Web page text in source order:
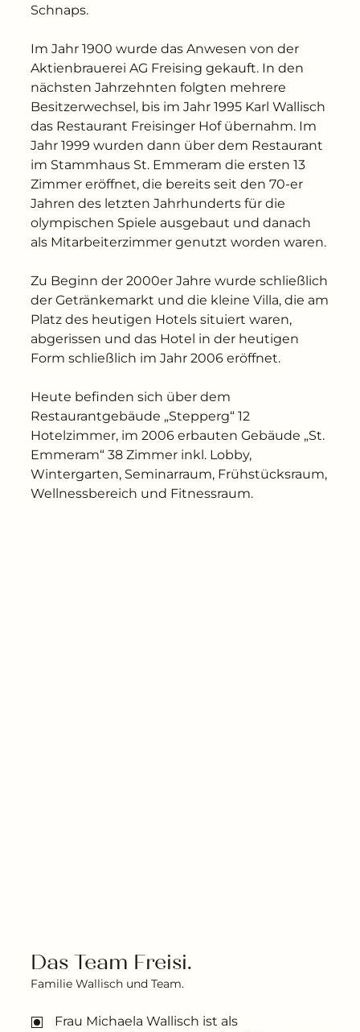
Schnaps.
Im Jahr 1900 wurde das Anwesen von der
Aktienbrauerei AG Freising gekauft. In den
nächsten Jahrzehnten folgten mehrere
Besitzerwechsel, bis im Jahr 1995 Karl Wallisch
das Restaurant Freisinger Hof übernahm. Im
Jahr 1999 wurden dann über dem Restaurant
im Stammhaus St. Emmeram die ersten 13
Zimmer eröffnet, die bereits seit den 70-er
Jahren des letzten Jahrhunderts für die
olympischen Spiele ausgebaut und danach
als Mitarbeiterzimmer genutzt worden waren.
Zu Beginn der 2000er Jahre wurde schließlich
der Getränkemarkt und die kleine Villa, die am
Platz des heutigen Hotels situiert waren,
abgerissen und das Hotel in der heutigen
Form schließlich im Jahr 2006 eröffnet.
Heute befinden sich über dem
Restaurantgebäude „Stepperg“ 12
Hotelzimmer, im 2006 erbauten Gebäude „St.
Emmeram“ 38 Zimmer inkl. Lobby,
Wintergarten, Seminarraum, Frühstücksraum,
Wellnessbereich und Fitnessraum.
Das Team Freisi.
Familie Wallisch und Team.
Frau Michaela Wallisch ist als